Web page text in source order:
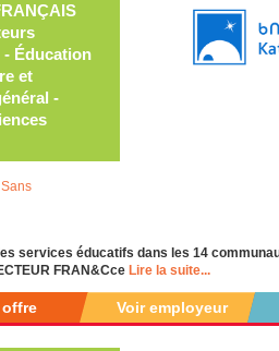
- Éducation
et
-
Sans
services éducatifs dans les 14
FRAN&Cce Lire la suite...
offre Voir employeur